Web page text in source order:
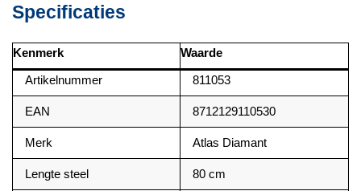
Specificaties
Kenmerk
Waarde
Artikelnummer
811053
EAN 8712129110530
Merk Atlas Diamant
Lengte steel 80 cm